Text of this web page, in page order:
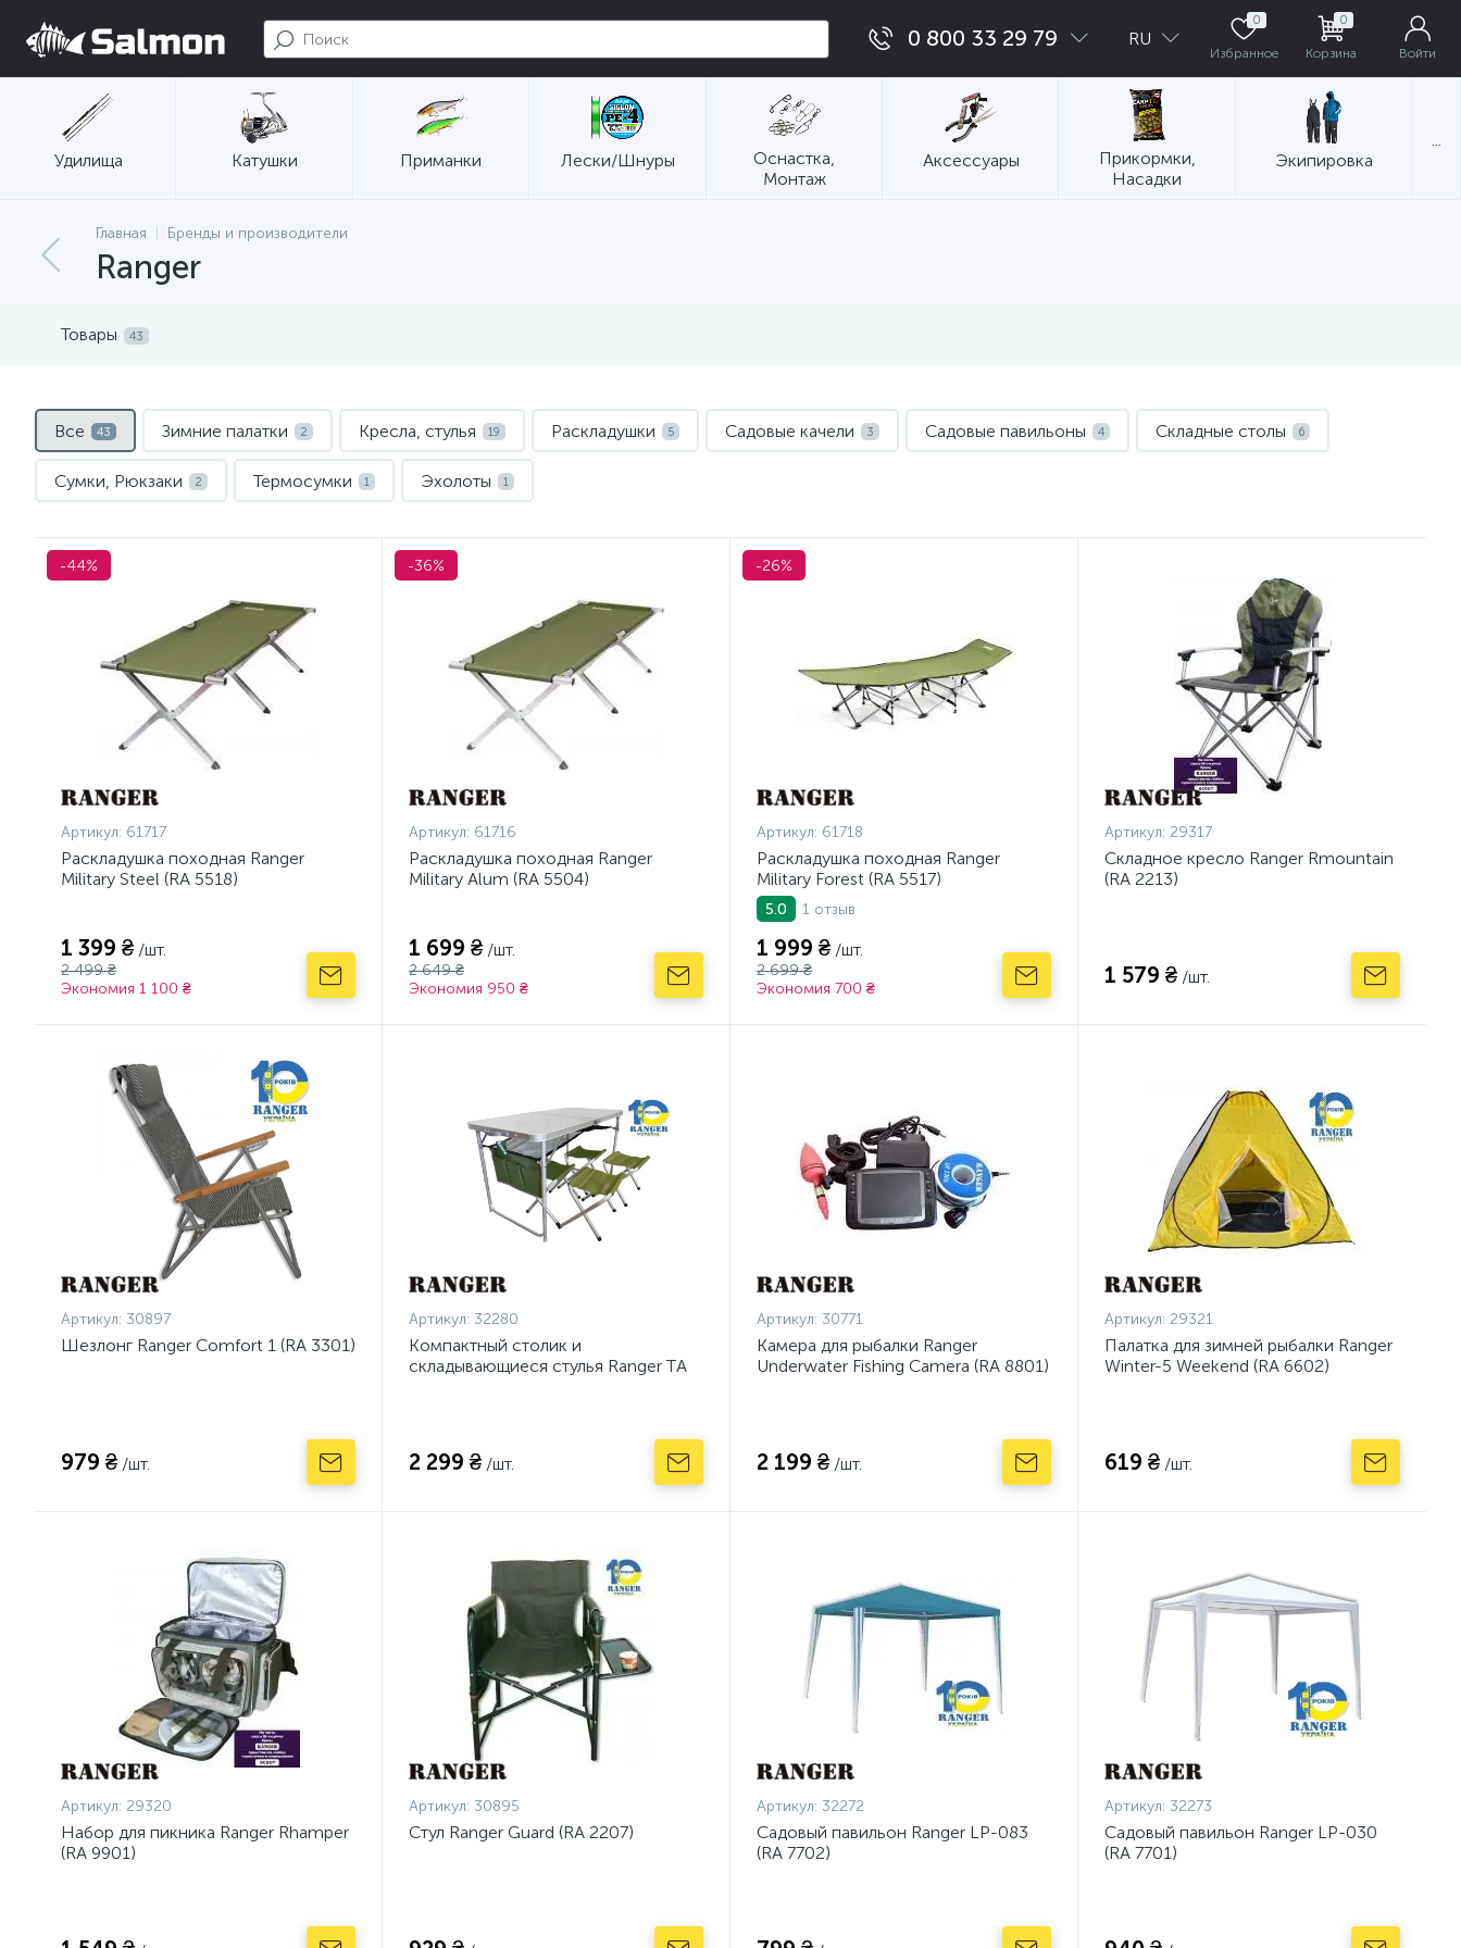
0 800 33 29 79 RU
0
Избранное
0
Корзина Войти
Удилища Катушки Приманки Лески/Шнуры
Оснастка,
Монтаж
Аксессуары
Прикормки,
Насадки
Экипировка
Главная Бренды и производители
Ranger
Товары 43
Все 43 Зимние палатки 2 Кресла, стулья 19 Раскладушки 5 Садовые качели 3 Садовые павильоны 4 Складные столы 6
Сумки, Рюкзаки 2 Термосумки 1 Эхолоты 1
-44%
Артикул: 61717
Раскладушка походная Ranger
Military Steel (RA 5518)
1 399 ₴ /шт.
2 499 ₴
Экономия 1 100 ₴
-36%
Артикул: 61716
Раскладушка походная Ranger
Military Alum (RA 5504)
1 699 ₴ /шт.
2 649 ₴
Экономия 950 ₴
-26%
Артикул: 61718
Раскладушка походная Ranger
Military Forest (RA 5517)
5.0 1 отзыв
1 999 ₴ /шт.
2 699 ₴
Экономия 700 ₴
Артикул: 29317
Складное кресло Ranger Rmountain
(RA 2213)
1 579 ₴ /шт.
Артикул: 30897
Шезлонг Ranger Comfort 1 (RA 3301)
979 ₴ /шт.
Артикул: 32280
Компактный столик и
складывающиеся стулья Ranger ТA
2 299 ₴ /шт.
Артикул: 30771
Камера для рыбалки Ranger
Underwater Fishing Camera (RA 8801)
2 199 ₴ /шт.
Артикул: 29321
Палатка для зимней рыбалки Ranger
Winter-5 Weekend (RA 6602)
619 ₴ /шт.
Артикул: 29320
Набор для пикника Ranger Rhamper
(RA 9901)
Артикул: 30895
Стул Ranger Guard (RA 2207)
Артикул: 32272
Садовый павильон Ranger LP-083
(RA 7702)
Артикул: 32273
Садовый павильон Ranger LP-030
(RA 7701)